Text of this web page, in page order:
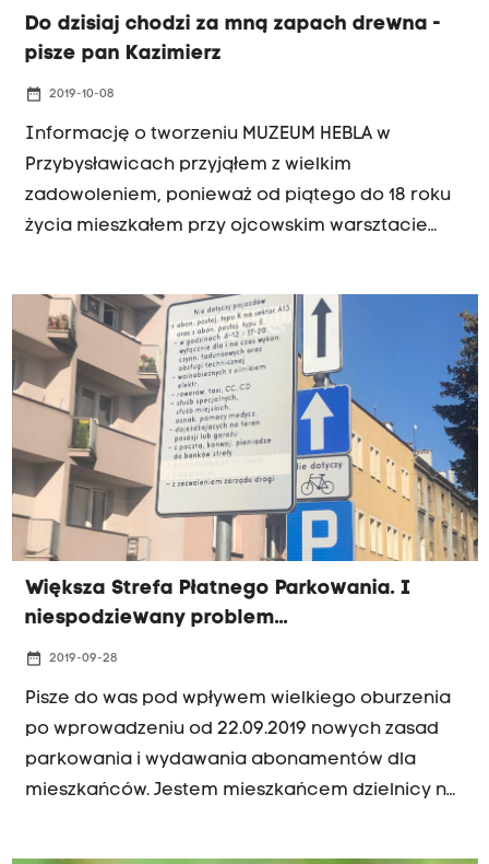
Do dzisiaj chodzi za mną zapach drewna -
pisze pan Kazimierz
date_range 2019-10-08
Informację o tworzeniu MUZEUM HEBLA w
Przybysławicach przyjąłem z wielkim
zadowoleniem, ponieważ od piątego do 18 roku
życia mieszkałem przy ojcowskim warsztacie
Warszawskim, mając zaledwie niepełne 13 lat,
przez ok. 5 miesięcy pracowałem w warsztacie
stelmacha, w niemieckim majątku Dominium
Priborn (obecnie - Przeworno).
Większa Strefa Płatnego Parkowania. I
niespodziewany problem...
date_range 2019-09-28
Pisze do was pod wpływem wielkiego oburzenia
po wprowadzeniu od 22.09.2019 nowych zasad
parkowania i wydawania abonamentów dla
mieszkańców. Jestem mieszkańcem dzielnicy na